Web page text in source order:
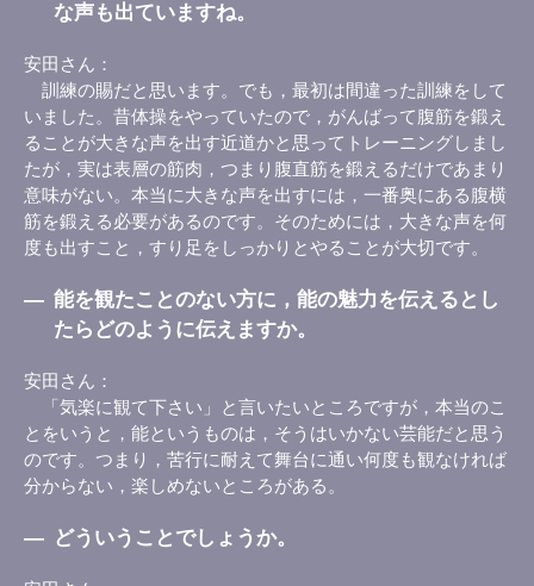
な声も出ていますね。
安田さん
訓練の賜だと思います。でも，最初は間違った訓練をして
いました。昔体操をやっていたので，がんばって腹筋を鍛え
ることが大きな声を出す近道かと思ってトレーニングしまし
たが，実は表層の筋肉，つまり腹直筋を鍛えるだけであまり
意味がない。本当に大きな声を出すには，一番奥にある腹横
筋を鍛える必要があるのです。そのためには，大きな声を何
度も出すこと，すり足をしっかりとやることが大切です。
― 能を観たことのない方に，能の魅力を伝えるとし
たらどのように伝えますか。
安田さん
「気楽に観て下さい」と言いたいところですが，本当のこ
とをいうと，能というものは，そうはいかない芸能だと思う
のです。つまり，苦行に耐えて舞台に通い何度も観なければ
分からない，楽しめないところがある。
― どういうことでしょうか。